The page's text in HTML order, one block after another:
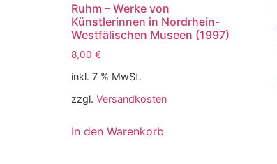
Ruhm – Werke von
Künstlerinnen in Nordrhein-
Westfälischen Museen (1997)
8,00 €
inkl. 7 % MwSt.
zzgl. Versandkosten
In den Warenkorb